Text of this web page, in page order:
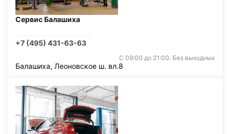
Сервис Балашиха
+7 (495) 431-63-63
С 09:00 до 21:00. Без выходных
Балашиха, Леоновское ш. вл.8